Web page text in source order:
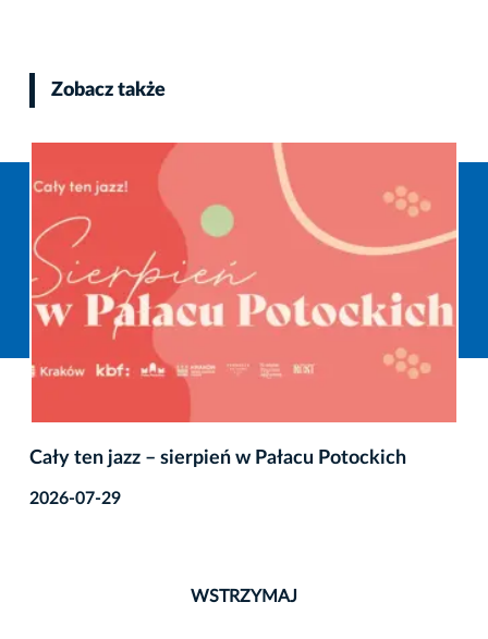
Zobacz także
Cały ten jazz – sierpień w Pałacu Potockich
2026-07-29
WSTRZYMAJ